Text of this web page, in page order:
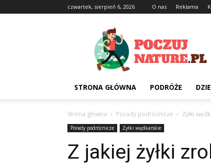
czwartek, sierpień 6, 2026 O nas Reklama
Poczujnature.pl
STRONA GŁÓWNA PODRÓŻE
Strona główna Porady podróżnicze Żyłki
Porady podróżnicze Żyłki wędkarskie
Z jakiej żyłki